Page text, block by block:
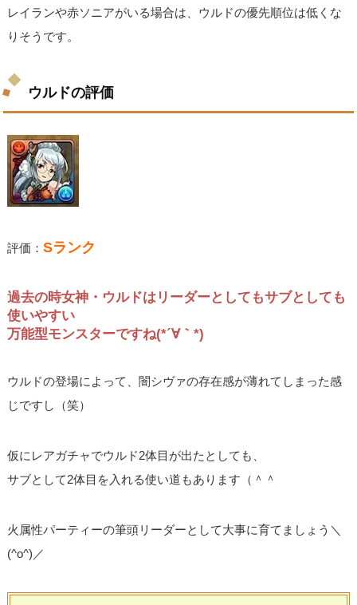
レイランや赤ソニアがいる場合は、ウルドの優先順位は低くな
りそうです。
ウルドの評価
評価：Sランク
過去の時女神・ウルドはリーダーとしてもサブとしても
使いやすい
万能型モンスターですね(*´∀｀*)
ウルドの登場によって、闇シヴァの存在感が薄れてしまった感
じですし（笑）
仮にレアガチャでウルド2体目が出たとしても、
サブとして2体目を入れる使い道もあります（＾＾
火属性パーティーの筆頭リーダーとして大事に育てましょう＼
(^o^)／